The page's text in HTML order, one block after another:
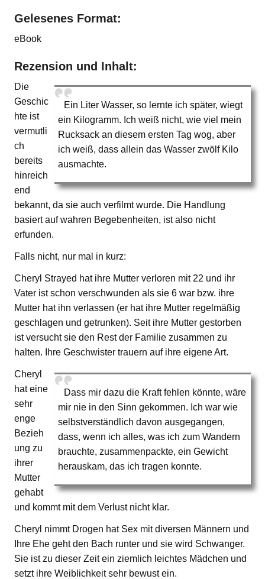
Gelesenes Format:
eBook
Rezension und Inhalt:
Ein Liter Wasser, so lernte ich später, wiegt
ein Kilogramm. Ich weiß nicht, wie viel mein
Rucksack an diesem ersten Tag wog, aber
ich weiß, dass allein das Wasser zwölf Kilo
ausmachte.
Die
Geschic
hte ist
vermutli
ch
bereits
hinreich
end
bekannt, da sie auch verfilmt wurde. Die Handlung
basiert auf wahren Begebenheiten, ist also nicht
erfunden.
Falls nicht, nur mal in kurz:
Cheryl Strayed hat ihre Mutter verloren mit 22 und ihr
Vater ist schon verschwunden als sie 6 war bzw. ihre
Mutter hat ihn verlassen (er hat ihre Mutter regelmäßig
geschlagen und getrunken). Seit ihre Mutter gestorben
ist versucht sie den Rest der Familie zusammen zu
halten. Ihre Geschwister trauern auf ihre eigene Art.
Dass mir dazu die Kraft fehlen könnte, wäre
mir nie in den Sinn gekommen. Ich war wie
selbstverständlich davon ausgegangen,
dass, wenn ich alles, was ich zum Wandern
brauchte, zusammenpackte, ein Gewicht
herauskam, das ich tragen konnte.
Cheryl
hat eine
sehr
enge
Bezieh
ung zu
ihrer
Mutter
gehabt
und kommt mit dem Verlust nicht klar.
Cheryl nimmt Drogen hat Sex mit diversen Männern und
Ihre Ehe geht den Bach runter und sie wird Schwanger.
Sie ist zu dieser Zeit ein ziemlich leichtes Mädchen und
setzt ihre Weiblichkeit sehr bewust ein.